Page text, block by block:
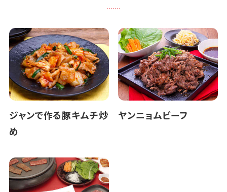
ジャンで作る豚キムチ炒
め
ヤンニョムビーフ